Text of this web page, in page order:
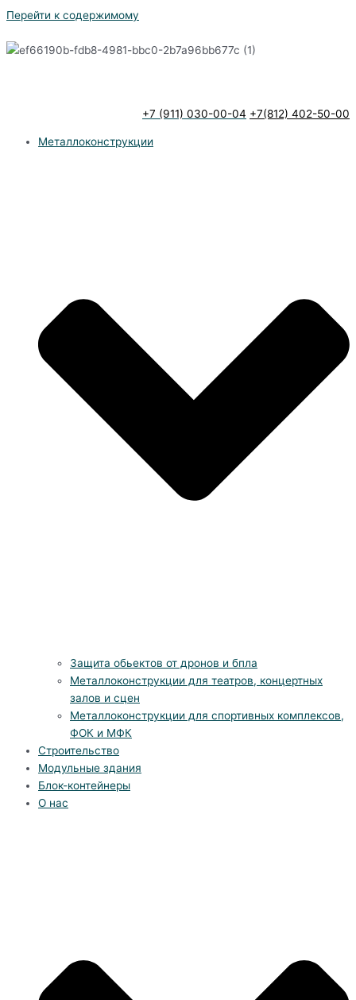
Перейти к содержимому
+7 (911) 030-00-04 +7(812) 402-50-00
Металлоконструкции
Защита обьектов от дронов и бпла
Металлоконструкции для театров, концертных
залов и сцен
Металлоконструкции для спортивных комплексов,
ФОК и МФК
Строительство
Модульные здания
Блок-контейнеры
О нас